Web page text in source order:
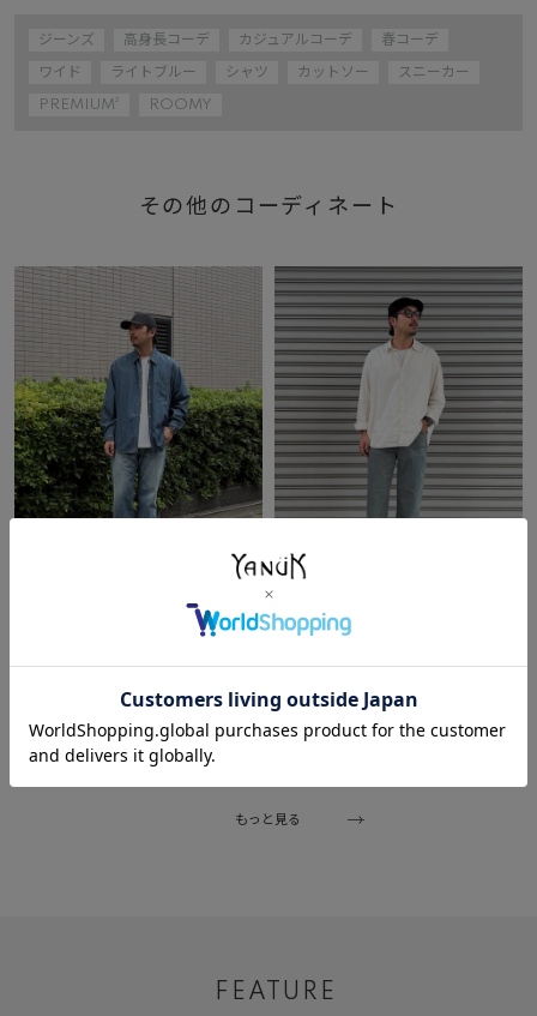
ジーンズ 高身長コーデ カジュアルコーデ 春コーデ
ワイド ライトブルー シャツ カットソー スニーカー
PREMIUM² ROOMY
その他のコーディネート
ぐっしー
本部
2026/06/20
ぐっしー
本部
もっと見る
FEATURE